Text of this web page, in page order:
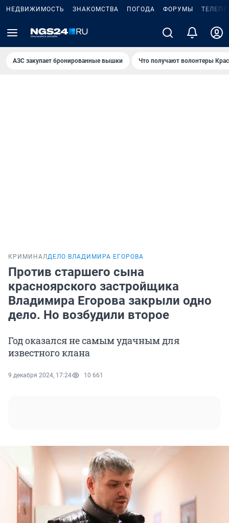
НЕДВИЖИМОСТЬ ЗНАКОМСТВА ПОГОДА ФОРУМЫ
AЗС закупает бронированные вышки Что получают волонтеры
КРИМИНАЛДЕЛО ВЛАДИМИРА ЕГОРОВА
Против старшего сына
красноярского застройщика
Владимира Егорова закрыли одно
дело. Но возбудили второе
Год оказался не самым удачным для
известного клана
9 декабря 2024, 17:24 10 661